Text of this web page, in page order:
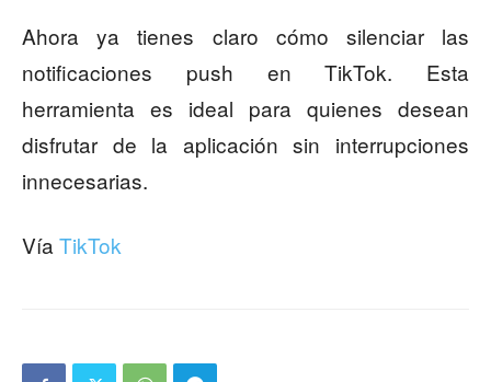
Ahora ya tienes claro cómo silenciar las
notificaciones push en TikTok. Esta
herramienta es ideal para quienes desean
disfrutar de la aplicación sin interrupciones
innecesarias.
Vía TikTok